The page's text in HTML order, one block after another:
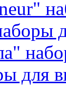
для